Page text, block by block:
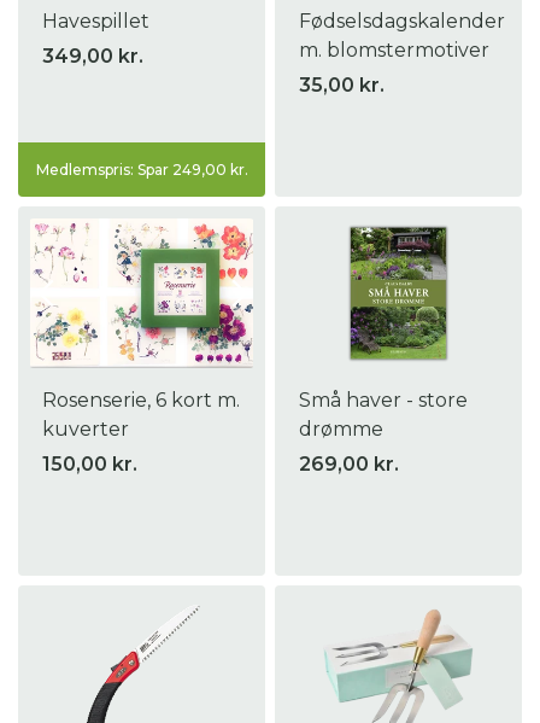
Havespillet
349,00 kr.
Medlemspris: Spar 249,00 kr.
Fødselsdagskalender
m. blomstermotiver
35,00 kr.
Rosenserie, 6 kort m.
kuverter
150,00 kr.
Små haver - store
drømme
269,00 kr.